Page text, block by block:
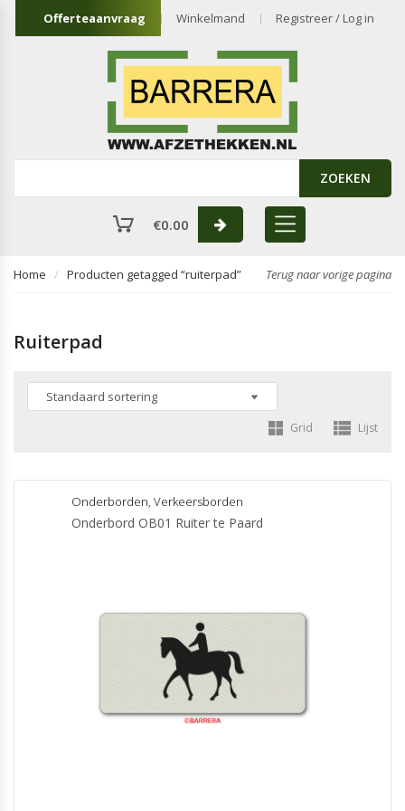
Offerteaanvraag Winkelmand Registreer / Log in
ZOEKEN
€0.00
Home Producten getagged “ruiterpad” Terug naar vorige pagina
Ruiterpad
Grid Lijst
Onderborden, Verkeersborden
Onderbord OB01 Ruiter te Paard